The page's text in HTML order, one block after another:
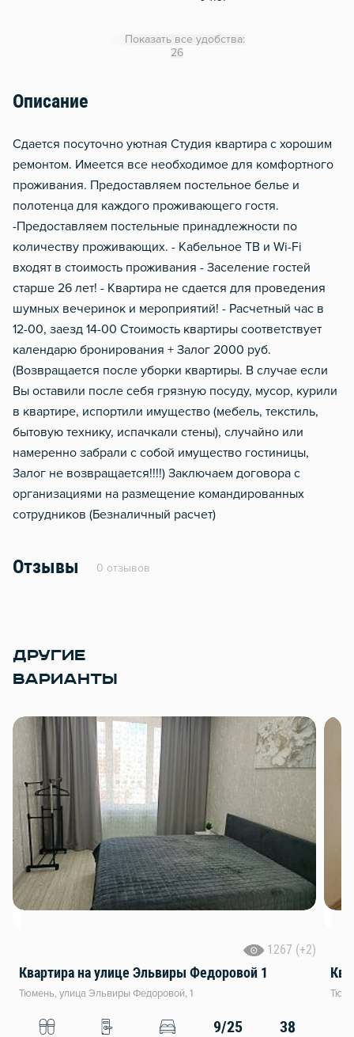
Показать все удобства:
26
Описание
Сдается посуточно уютная Студия квартира с хорошим
ремонтом. Имеется все необходимое для комфортного
проживания. Предоставляем постельное белье и
полотенца для каждого проживающего гостя.
-Предоставляем постельные принадлежности по
количеству проживающих. - Кабельное ТВ и Wi-Fi
входят в стоимость проживания - Заселение гостей
старше 26 лет! - Квартира не сдается для проведения
шумных вечеринок и мероприятий! - Расчетный час в
12-00, заезд 14-00 Стоимость квартиры соответствует
календарю бронирования + Залог 2000 руб.
(Возвращается после уборки квартиры. В случае если
Вы оставили после себя грязную посуду, мусор, курили
в квартире, испортили имущество (мебель, текстиль,
бытовую технику, испачкали стены), случайно или
намеренно забрали с собой имущество гостиницы,
Залог не возвращается!!!!) Заключаем договора с
организациями на размещение командированных
сотрудников (Безналичный расчет)
Отзывы 0 отзывов
ДРУГИЕ
ВАРИАНТЫ
1267 (+2)
Квартира на улице Эльвиры Федоровой 1
Тюмень, улица Эльвиры Федоровой, 1
9/25 38